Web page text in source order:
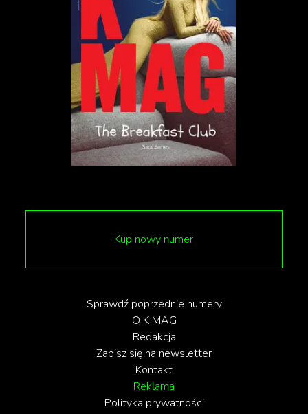
np. jarmark św. Walentego, spektakle,
oprowadzenie przez przewodnika w kościele
farnym, wykłady o miłości, konkurs kulinarny
koncert Stanisława Soyki, wystawy, spotkanie
autorskie z poetką Łucją Dudzińską czy quiz
walentynkowy.
A jak świętują mieszkańcy innych krajów?
Sprawdźcie!
Kup nowy numer
Sprawdź poprzednie numery
O K MAG
Redakcja
Zapisz się na newsletter
Kontakt
Reklama
Polityka prywatności